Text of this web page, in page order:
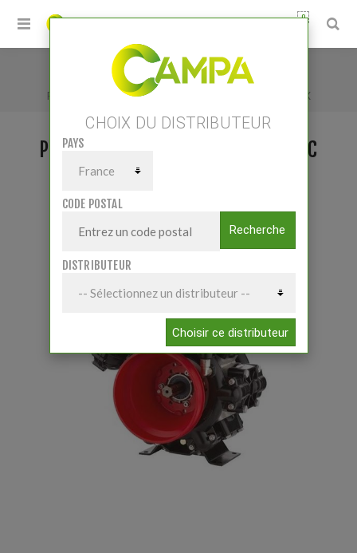
0
Accueil /
POMPE PULVERISATION AR250BP C/C BLUEFLEX
POMPE PULVERISATION AR250BP C/C
CHOIX DU DISTRIBUTEUR
PAYS
CODE POSTAL
Recherche
DISTRIBUTEUR
Choisir ce distributeur